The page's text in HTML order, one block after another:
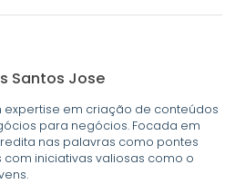
Santos Jose
expertise em criação de conteúdos
para negócios. Focada em
nas palavras como pontes
iniciativas valiosas como o